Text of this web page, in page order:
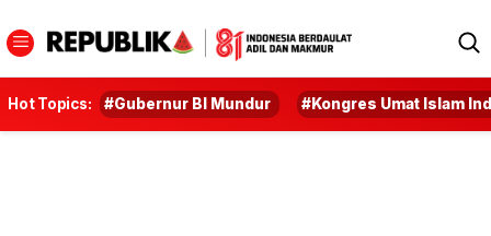
Hot Topics: #Gubernur BI Mundur #Kongres Umat Islam